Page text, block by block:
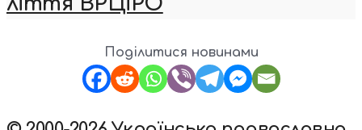
Поділитися новинами